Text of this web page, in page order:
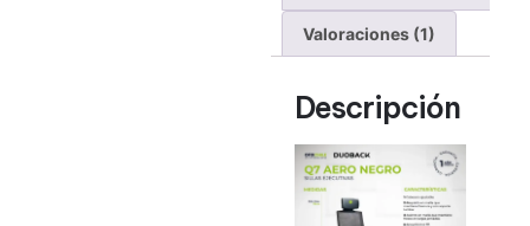
Valoraciones (1)
Descripción